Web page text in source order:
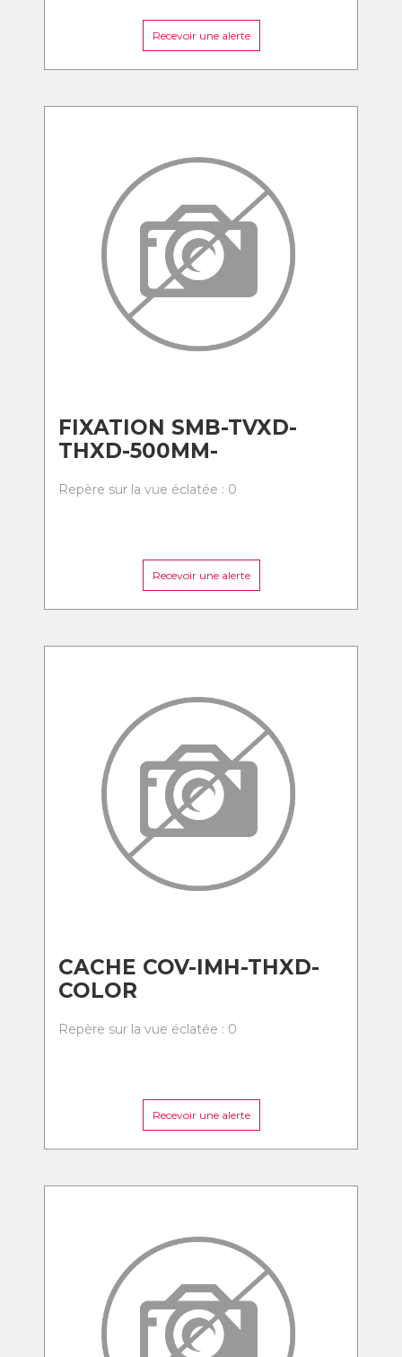
Recevoir une alerte
FIXATION SMB-TVXD-
THXD-500MM-
Repère sur la vue éclatée : 0
Recevoir une alerte
CACHE COV-IMH-THXD-
COLOR
Repère sur la vue éclatée : 0
Recevoir une alerte